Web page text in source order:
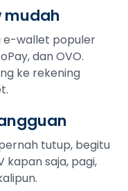
mudah
e-wallet populer
dan OVO.
ke rekening
tutup, begitu
kapan saja, pagi,